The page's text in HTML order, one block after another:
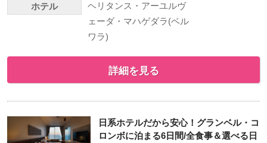
ホテル
ヘリタンス・アーユルヴ
ェーダ・マハゲダラ(ベル
ワラ)
詳細を見る
日系ホテルだから安心！グランベル・コ
ロンボに泊まる6日間/全食事＆選べる日